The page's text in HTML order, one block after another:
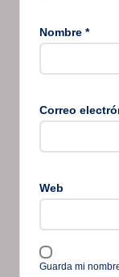
Nombre *
Correo
Web
Guarda mi